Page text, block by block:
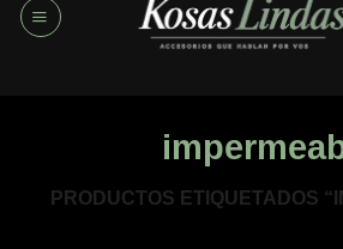
contenido
PRODUCTOS ETIQUETADOS